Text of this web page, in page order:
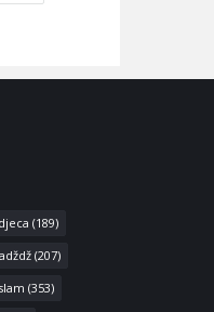
djeca (189)
(207)
(353)